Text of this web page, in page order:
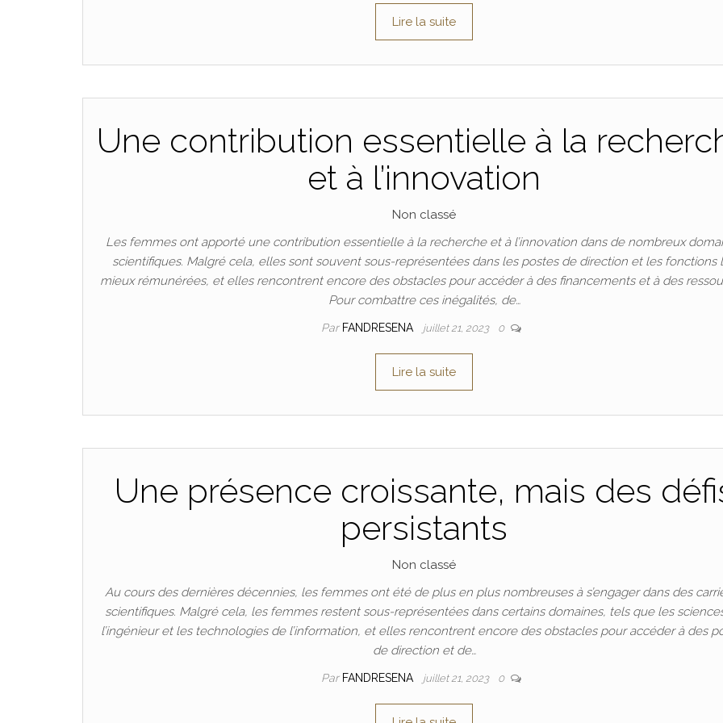
Lire la suite
Une contribution essentielle à la
et à l’innovation
Non classé
Les femmes ont apporté une contribution essentielle à la recherche et à l’innovation dans de nombreux
scientifiques. Malgré cela, elles sont souvent sous-représentées dans les postes de direction et les fonctions
mieux rémunérées, et elles rencontrent encore des obstacles pour accéder à des financements et à des
Pour combattre ces inégalités, de…
Par FANDRESENA juillet 21, 2023 0
Lire la suite
Une présence croissante, mais des
persistants
Non classé
Au cours des dernières décennies, les femmes ont été de plus en plus nombreuses à s’engager dans des
scientifiques. Malgré cela, les femmes restent sous-représentées dans certains domaines, tels que les
l’ingénieur et les technologies de l’information, et elles rencontrent encore des obstacles pour accéder à des
de direction et de…
Par FANDRESENA juillet 21, 2023 0